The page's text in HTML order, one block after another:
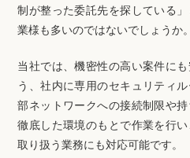
制が整った委託先を探している
業様も多いのではないでしょうか。
当社では、機密性の高い案件に
う、社内に専用のセキュリティ
部ネットワークへの接続制限や
徹底した環境のもとで作業を行
取り扱う業務にも対応可能です。